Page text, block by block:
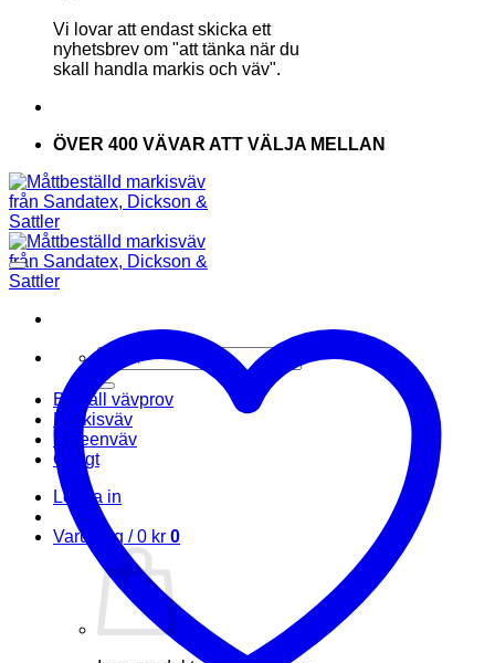
Vi lovar att endast skicka ett
nyhetsbrev om "att tänka när du
skall handla markis och väv".
ÖVER 400 VÄVAR ATT VÄLJA MELLAN
Sök
efter:
Beställ vävprov
Markisväv
Screenväv
Övrigt
Logga in
Varukorg /0 kr 0